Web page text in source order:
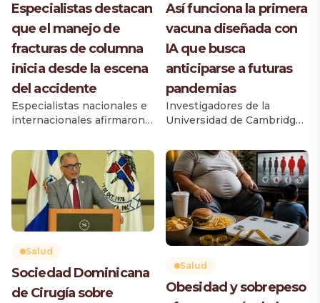
Especialistas destacan
que el manejo de
fracturas de columna
inicia desde la escena
del accidente
Especialistas nacionales e
internacionales afirmaron
paciente con fractura de
columna por trauma
comienza desde el
momento en que ocurre el
accidente y no cuando
ingresa al quirófano, por lo
que una atención
prehospitalaria adecuada,
la rápida derivación a
centros especializados son
Así funciona la primera
vacuna diseñada con
IA que busca
anticiparse a futuras
pandemias
Investigadores de la
Universidad de Cambridge
generación de vacunas
utilizando inteligencia
artificial (IA), un avance que
podría cambiar la forma en
que la ciencia responde
ante futuras pandemias al
permitir diseñar
inmunizaciones antes de
que aparezcan nuevas
científico creó un
Salud
Sociedad Dominicana
de Cirugía sobre
Salud
Obesidad y sobrepeso